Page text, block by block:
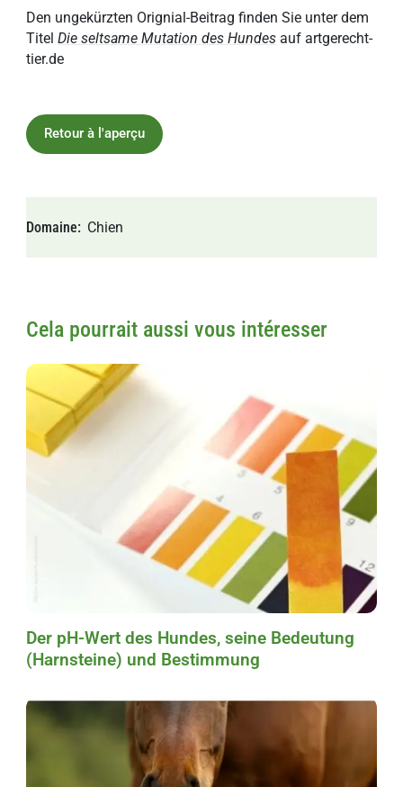
Den ungekürzten Orignial-Beitrag finden Sie unter dem
TitelDie seltsame Mutation des Hundes auf artgerecht-
tier.de
Domaine Chien
Cela pourrait aussi vous intéresser
Der pH-Wert des Hundes, seine Bedeutung
(Harnsteine) und Bestimmung
Retour à l'aperçu